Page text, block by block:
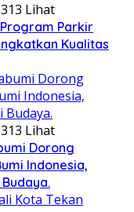
313 Lihat
Parkir
Kualitas
313 Lihat
Dorong
Indonesia,